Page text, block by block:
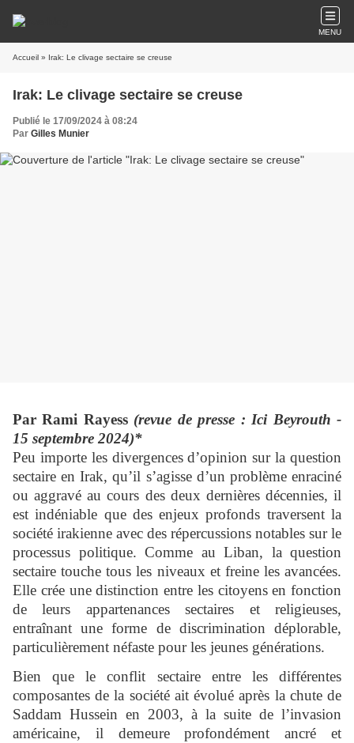
MENU
Accueil » Irak: Le clivage sectaire se creuse
Irak: Le clivage sectaire se creuse
Publié le 17/09/2024 à 08:24
Par Gilles Munier
Par Rami Rayess (revue de presse : Ici Beyrouth -
15 septembre 2024)*
Peu importe les divergences d’opinion sur la question
sectaire en Irak, qu’il s’agisse d’un problème enraciné
ou aggravé au cours des deux dernières décennies, il
est indéniable que des enjeux profonds traversent la
société irakienne avec des répercussions notables sur le
processus politique. Comme au Liban, la question
sectaire touche tous les niveaux et freine les avancées.
Elle crée une distinction entre les citoyens en fonction
de leurs appartenances sectaires et religieuses,
entraînant une forme de discrimination déplorable,
particulièrement néfaste pour les jeunes générations.
Bien que le conflit sectaire entre les différentes
composantes de la société ait évolué après la chute de
Saddam Hussein en 2003, à la suite de l’invasion
américaine, il demeure profondément ancré et